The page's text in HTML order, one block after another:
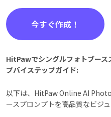
今すぐ作成！
HitPawでシングルフォトブース
プバイステップガイド:
以下は、HitPaw Online AI
ースプロンプトを高品質なビジ